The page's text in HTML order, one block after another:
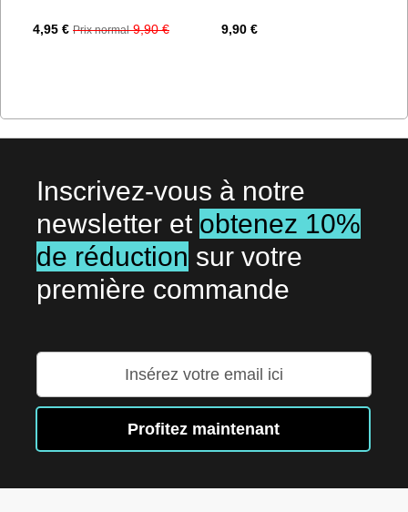
Prix
Spécial
4,95 € Prix normal 9,90 € 9,90 €
Inscrivez-vous à notre
newsletter et obtenez 10%
de réduction sur votre
première commande
notre
d’information
Profitez maintenant